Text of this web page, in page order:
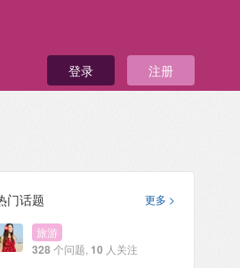
登录 注册
更多 >
门话题
旅游
328个问题, 10 人关注